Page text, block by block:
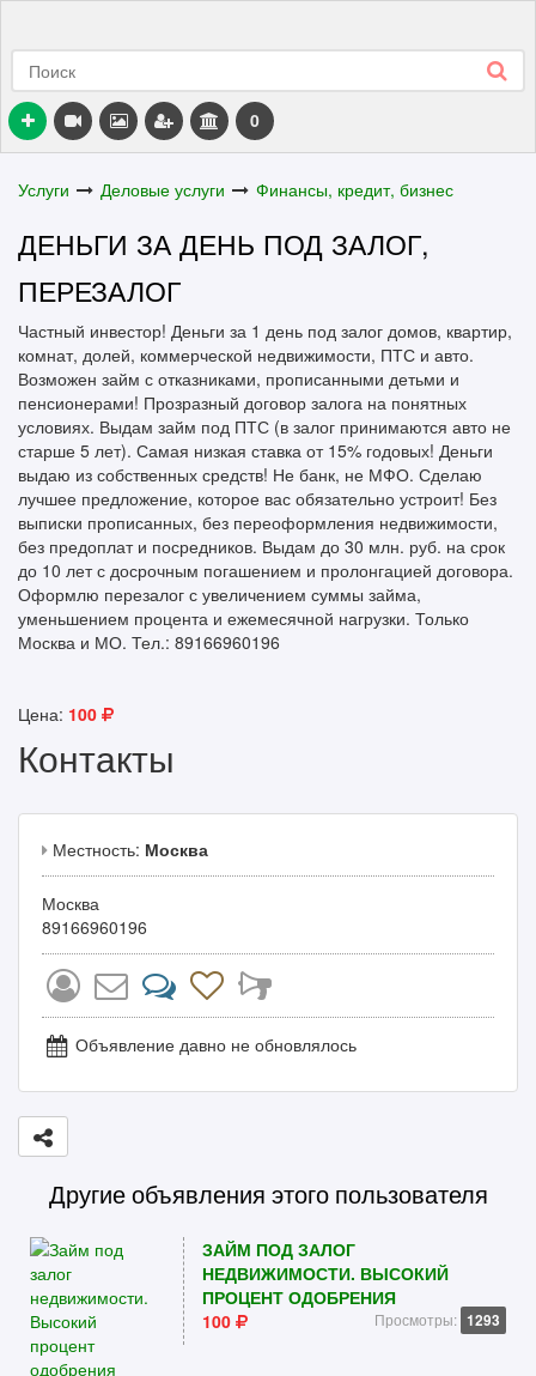
0
Услуги Деловые услуги Финансы, кредит, бизнес
ДЕНЬГИ ЗА ДЕНЬ ПОД ЗАЛОГ,
ПЕРЕЗАЛОГ
Частный инвестор! Деньги за 1 день под залог домов, квартир,
комнат, долей, коммерческой недвижимости, ПТС и авто.
Возможен займ с отказниками, прописанными детьми и
пенсионерами! Прозразный договор залога на понятных
условиях. Выдам займ под ПТС (в залог принимаются авто не
старше 5 лет). Самая низкая ставка от 15% годовых! Деньги
выдаю из собственных средств! Не банк, не МФО. Сделаю
лучшее предложение, которое вас обязательно устроит! Без
выписки прописанных, без переоформления недвижимости,
без предоплат и посредников. Выдам до 30 млн. руб. на срок
до 10 лет с досрочным погашением и пролонгацией договора.
Оформлю перезалог с увеличением суммы займа,
уменьшением процента и ежемесячной нагрузки. Только
Москва и МО. Тел.: 89166960196
Цена: 100
Контакты
Местность: Москва
Москва
89166960196
Объявление давно не обновлялось
Другие объявления этого пользователя
ЗАЙМ ПОД ЗАЛОГ
НЕДВИЖИМОСТИ. ВЫСОКИЙ
ПРОЦЕНТ ОДОБРЕНИЯ
100
Просмотры: 1293